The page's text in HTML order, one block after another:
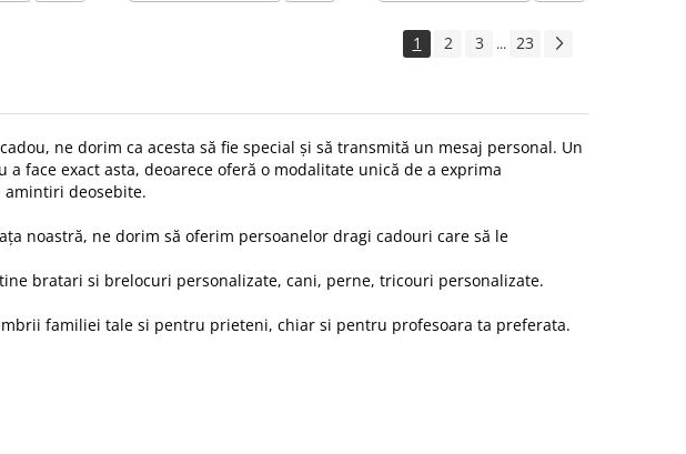
1 2 3 ... 23
ne dorim ca acesta să fie special și să transmită un mesaj personal. Un
face exact asta, deoarece oferă o modalitate unică de a exprima
amintiri deosebite.
noastră, ne dorim să oferim persoanelor dragi cadouri care să le
bratari si brelocuri personalizate, cani, perne, tricouri personalizate.
familiei tale si pentru prieteni, chiar si pentru profesoara ta preferata.